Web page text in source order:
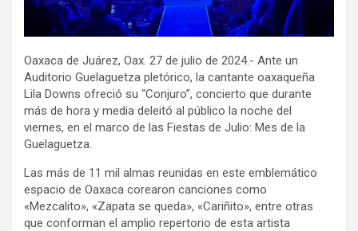
Oaxaca de Juárez, Oax. 27 de julio de 2024.- Ante un
Auditorio Guelaguetza pletórico, la cantante oaxaqueña
Lila Downs ofreció su “Conjuro”, concierto que durante
más de hora y media deleitó al público la noche del
viernes, en el marco de las Fiestas de Julio: Mes de la
Guelaguetza.
Las más de 11 mil almas reunidas en este emblemático
espacio de Oaxaca corearon canciones como
«Mezcalito», «Zapata se queda», «Cariñito», entre otras
que conforman el amplio repertorio de esta artista